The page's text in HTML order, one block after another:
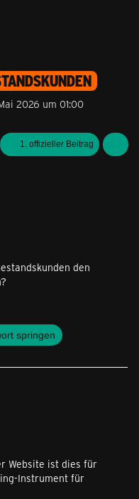
2026 um 01:00
1. offizieller Beitrag
den
springen
Website ist dies für
Instrument für